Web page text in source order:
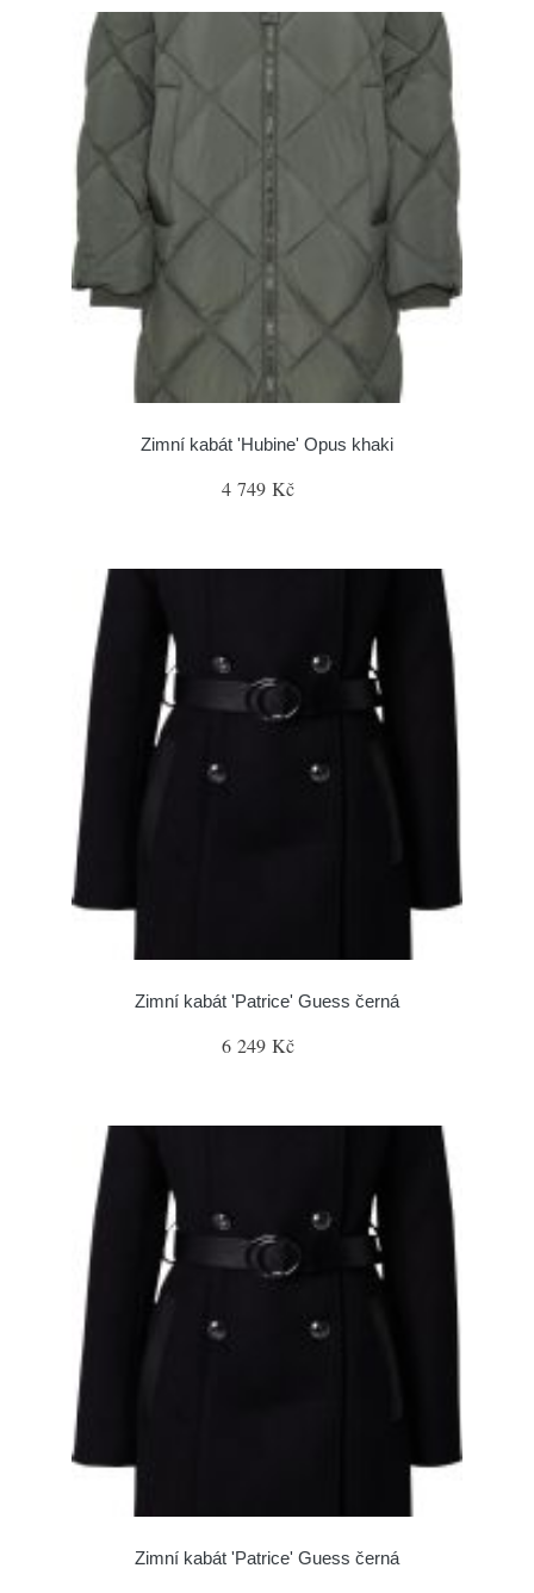
Zimní kabát 'Hubine' Opus khaki
4 749 Kč
Zimní kabát 'Patrice' Guess černá
6 249 Kč
Zimní kabát 'Patrice' Guess černá